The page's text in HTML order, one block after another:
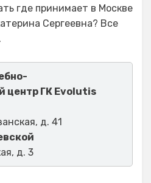
где принимает в Москве
Сергеевна? Все
центр ГК Evolutis
д. 41
д. 3